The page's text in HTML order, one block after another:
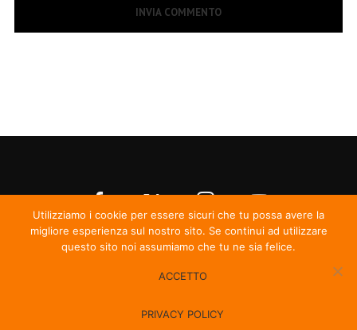
Utilizziamo i cookie per essere sicuri che tu possa avere la
migliore esperienza sul nostro sito. Se continui ad utilizzare
questo sito noi assumiamo che tu ne sia felice.
ACCETTO
PRIVACY POLICY